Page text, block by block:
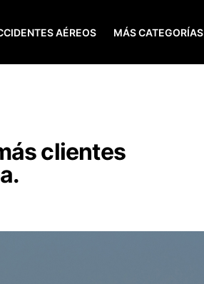
AÉREOS MÁS CATEGORÍAS
clientes